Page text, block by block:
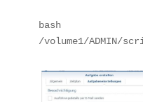
bash
/volume1/ADMIN/